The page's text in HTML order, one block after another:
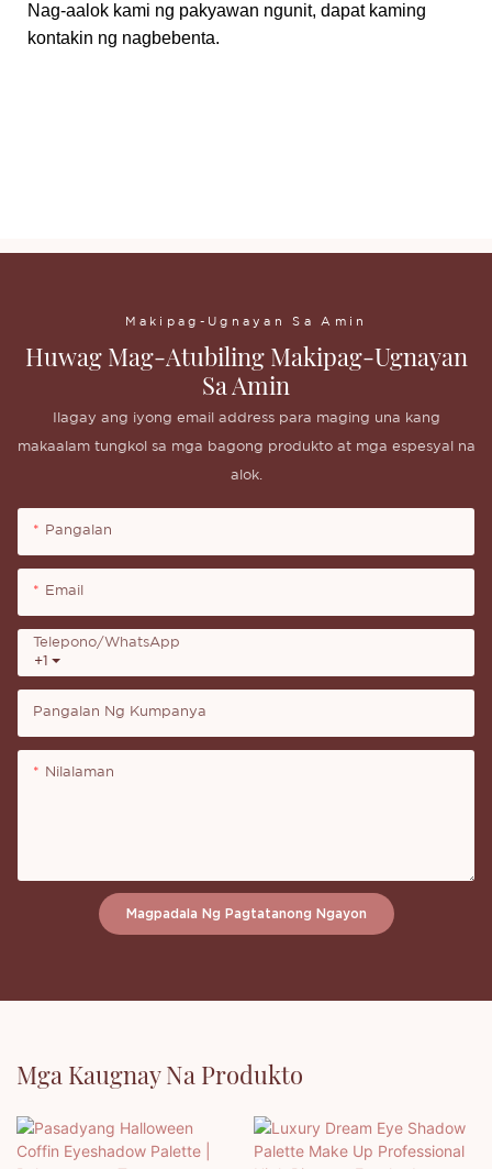
Nag-aalok kami ng pakyawan ngunit, dapat kaming
kontakin ng nagbebenta.
Makipag-Ugnayan Sa Amin
Huwag Mag-Atubiling Makipag-Ugnayan
Sa Amin
Ilagay ang iyong email address para maging una kang
makaalam tungkol sa mga bagong produkto at mga espesyal na
alok.
Pangalan
Email
+1
Telepono/whatsApp
Pangalan Ng Kumpanya
Nilalaman
Magpadala Ng Pagtatanong Ngayon
Mga Kaugnay Na Produkto